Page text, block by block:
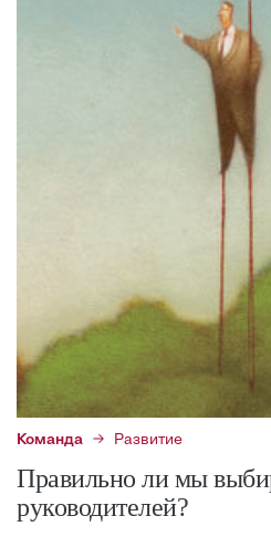
Команда Развитие
Правильно ли мы
руководителей?